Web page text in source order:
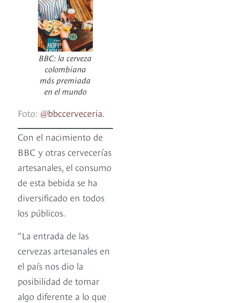
BBC: la cerveza
colombiana
más premiada
en el mundo
Foto: @bbccerveceria.
Con el nacimiento de
BBC y otras cervecerías
artesanales, el consumo
de esta bebida se ha
diversificado en todos
los públicos.
“La entrada de las
cervezas artesanales en
el país nos dio la
posibilidad de tomar
algo diferente a lo que